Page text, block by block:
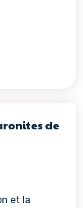
de
et la